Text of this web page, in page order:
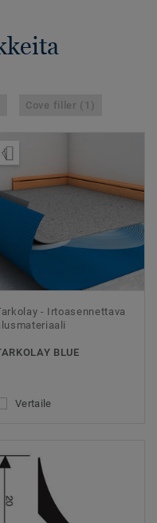
Cove filler (1)
- Irtoasennettava
BLUE
Vertaile